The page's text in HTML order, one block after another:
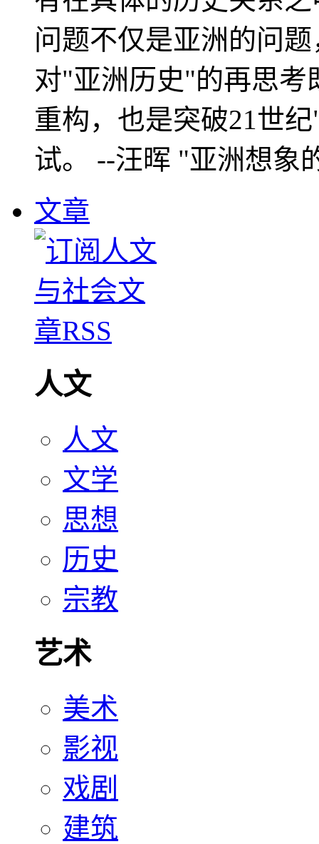
问题不仅是亚洲的问
对"亚洲历史"的再思考
重构，也是突破21世
试。 --汪晖 "亚洲想象
文章
人文
人文
文学
思想
历史
宗教
艺术
美术
影视
戏剧
建筑